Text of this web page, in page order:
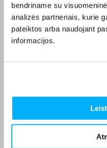
bendriname su
analizės partneriais, kurie
pateiktos arba naudojant
informacijos.
Puiki dovana darbui ir pramogai
Tarvo T.
Įvairūs kavos režimai – galimybė